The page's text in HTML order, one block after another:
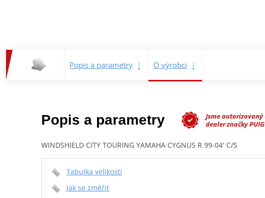
Popis a parametry O výrobci
Popis a parametry
Jsme autorizovaný
dealer značky PUIG
WINDSHIELD CITY TOURING YAMAHA CYGNUS R 99-04' C/S
Tabulka velikostí
Jak se změřit